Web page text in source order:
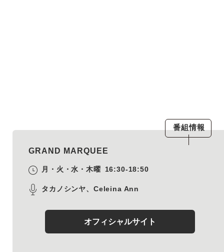
番組情報
GRAND MARQUEE
月・火・水・木曜 16:30-18:50
タカノシンヤ、Celeina Ann
オフィシャルサイト